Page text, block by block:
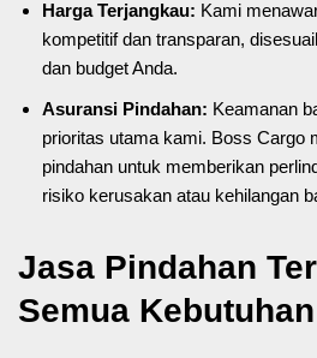
Harga Terjangkau: Kami
kompetitif dan transparan,
dan budget Anda.
Asuransi Pindahan: Keamanan
prioritas utama kami. Boss Cargo
pindahan untuk memberikan
risiko kerusakan atau kehilangan
Jasa Pindahan
Semua Kebutuhan